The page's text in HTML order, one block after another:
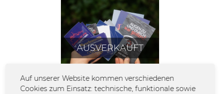
AUSVERKAUFT
Auf unserer Website kommen verschiedenen
Cookies zum Einsatz: technische, funktionale sowie